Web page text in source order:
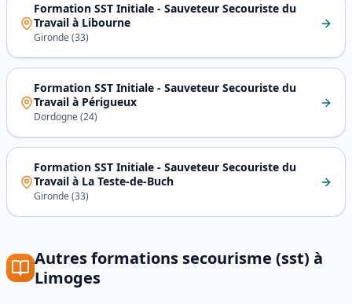
Formation SST Initiale - Sauveteur Secouriste du
Travail à Libourne
Gironde(33)
Formation SST Initiale - Sauveteur Secouriste du
Travail à Périgueux
Dordogne(24)
Formation SST Initiale - Sauveteur Secouriste du
Travail à La Teste-de-Buch
Gironde(33)
Autres formations secourisme (sst) à
Limoges